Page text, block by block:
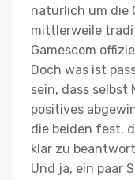
natürlich um die
mittlerweile
Gamescom
Doch was ist
sein, dass selbst
positives
die beiden fest,
klar zu
Und ja, ein paar